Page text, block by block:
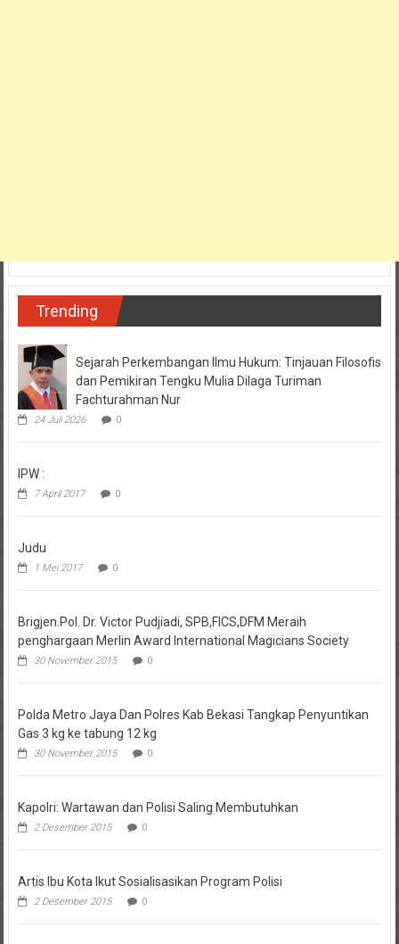
Trending
Sejarah Perkembangan Ilmu Hukum: Tinjauan Filosofis
dan Pemikiran Tengku Mulia Dilaga Turiman
Fachturahman Nur
24 Juli 2026 0
IPW :
7 April 2017 0
Judu
1 Mei 2017 0
Brigjen.Pol. Dr. Victor Pudjiadi, SPB,FICS,DFM Meraih
penghargaan Merlin Award International Magicians Society
30 November 2015 0
Polda Metro Jaya Dan Polres Kab Bekasi Tangkap Penyuntikan
Gas 3 kg ke tabung 12 kg
30 November 2015 0
Kapolri: Wartawan dan Polisi Saling Membutuhkan
2 Desember 2015 0
Artis Ibu Kota Ikut Sosialisasikan Program Polisi
2 Desember 2015 0